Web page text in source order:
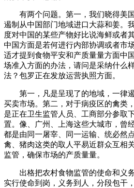
有两个问题。第一，我们晓得美国
遏制从中国部门地域进口大蒜和姜。
度对中国的某些产物好比说海鲜或者
中国方面是若何进行内部协调或者市
适才提到食物平安和产质量量方面中
场准入方面的办法，请问是采纳什么
法？包罗正在发放运营执照方面。
第一，凡是呈现了的地域，一律遏
买卖市场。第二，对于病疫区的禽类
是正在卫生监管人员、工商部分参取
置。像、广州、上海这些大城市，曾
都是由同一屠宰、同一运输、统必然
禽、猪肉这类的取人平易近群众互相
监管，确保市场的产质量量。
出格把农村食物监管的使命和义务
实行使命到岗，义务到人，分段包干